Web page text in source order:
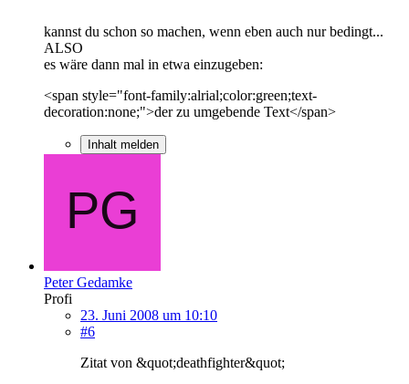
kannst du schon so machen, wenn eben auch nur bedingt...
ALSO
es wäre dann mal in etwa einzugeben:
<span style="font-family:alrial;color:green;text-
decoration:none;">der zu umgebende Text</span>
Inhalt melden
Peter Gedamke
Profi
23. Juni 2008 um 10:10
#6
Zitat von &quot;deathfighter&quot;